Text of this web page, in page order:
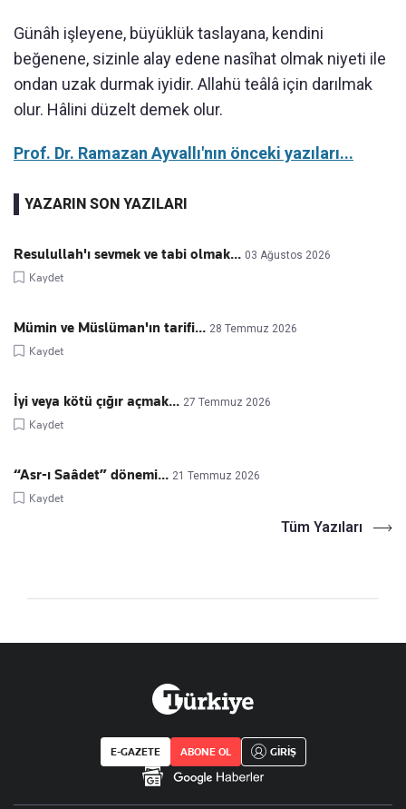
Günâh işleyene, büyüklük taslayana, kendini
beğenene, sizinle alay edene nasîhat olmak niyeti ile
ondan uzak durmak iyidir. Allahü teâlâ için darılmak
olur. Hâlini düzelt demek olur.
Prof. Dr. Ramazan Ayvallı'nın önceki yazıları...
YAZARIN SON YAZILARI
Resulullah'ı sevmek ve tabi olmak... 03 Ağustos 2026
Kaydet
Mümin ve Müslüman'ın tarifi... 28 Temmuz 2026
Kaydet
İyi veya kötü çığır açmak... 27 Temmuz 2026
Kaydet
“Asr-ı Saâdet” dönemi... 21 Temmuz 2026
Kaydet
Tüm Yazıları
E-GAZETE ABONE OL GİRİŞ